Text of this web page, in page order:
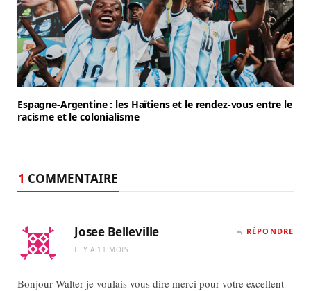
Espagne-Argentine : les Haïtiens et le rendez-vous entre le
racisme et le colonialisme
1 COMMENTAIRE
Josee Belleville
IL Y A 11 MOIS
RÉPONDRE
Bonjour Walter je voulais vous dire merci pour votre excellent